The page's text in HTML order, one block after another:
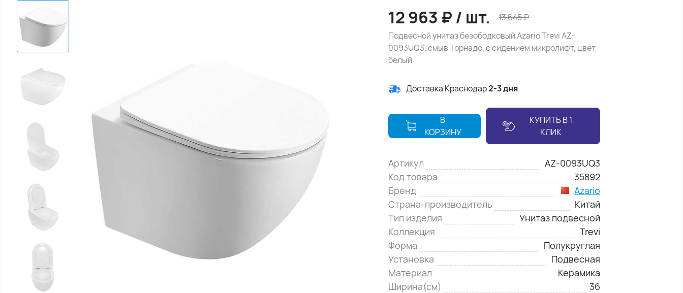
12 963 ₽ / шт. 13 645₽
Подвесной унитаз безободковый Azario Trevi AZ-
0093UQ3, смыв Торнадо, с сидением микролифт, цвет
белый
Доставка Краснодар2-3 дня
В
КОРЗИНУ
КУПИТЬ В 1
КЛИК
Артикул
AZ-0093UQ3
Код товара
35892
Бренд
Azario
Страна-производитель
Китай
Тип изделия
Унитаз подвесной
Коллекция
Trevi
Форма
Полукруглая
Установка
Подвесная
Материал
Керамика
Ширина(см)
36